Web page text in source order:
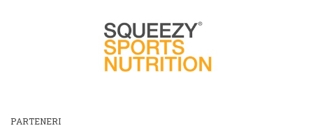
PARTENERI